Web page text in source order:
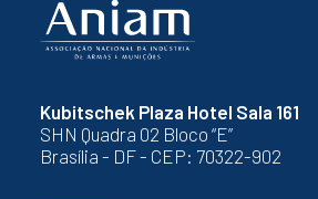
Kubitschek Plaza Hotel Sala 161
SHN Quadra 02 Bloco “E”
Brasília - DF - CEP: 70322-902